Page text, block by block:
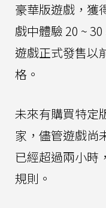
豪華版遊戲，獲
戲中體驗 20 ~
遊戲正式發售以
格。
未來有購買特定
家，儘管遊戲尚
已經超過兩小時
規則。